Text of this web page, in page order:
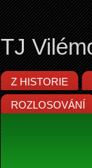
TJ
Z HISTORIE
ROZLOSOVÁNÍ